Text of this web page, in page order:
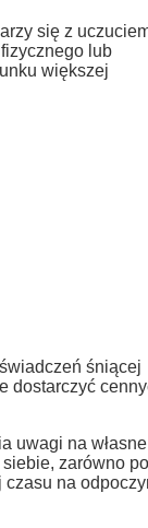
się z
lub
większej
śniącej
dostarczyć
uwagi na własne
zarówno
czasu na